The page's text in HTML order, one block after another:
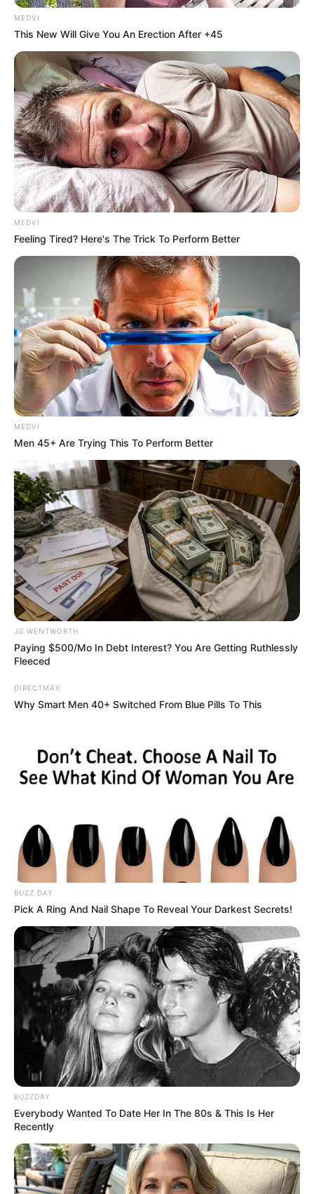
ฤกษ์เปิดกิจการ 2567 ฤกษ์เปิดร้าน ฤกษ์เปิดบริษัท
ฤกษ์ทวงหนี้ 2567 ฤกษ์ดีทวงหนี้ราบรื่น หมดปัญหา ไม่
หนี…ไม่มี…ไม่จ่าย!
ฤกษ์ขอคืนดี ฤกษ์ง้อแฟน 2567
ฤกษ์มงคล 2567 ฤกษ์สมัครงาน 2567
นักเขียน
กองบรรณาธิการ
เนื้อหาที่ได้รับการโปรโมต
Culkin Cracks Up The Web With His Own Version Of
‘Home Alone’
Scientists Happened Upon The Most Terrifying
Discovery
BRAINBERRIES
MEDVI
This New Will Give You An Erection After +45
MEDVI
Feeling Tired? Here's The Trick To Perform Better
MEDVI
Men 45+ Are Trying This To Perform Better
JG WENTWORTH
Paying $500/Mo In Debt Interest? You Are Getting Ruthlessly
Fleeced
DIRECTMAX
Why Smart Men 40+ Switched From Blue Pills To This
BUZZ DAY
Pick A Ring And Nail Shape To Reveal Your Darkest Secrets!
BUZZDAY
Everybody Wanted To Date Her In The 80s & This Is Her
Recently